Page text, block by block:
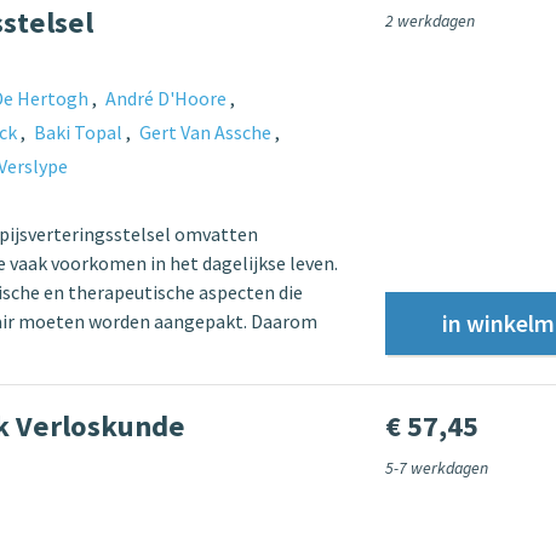
Hertogh
André D'Hoore
Baki Topal
Gert Van Assche
omvatten
voorkomen in het dagelijkse leven.
en therapeutische aspecten die
moeten worden aangepakt. Daarom
2 werkdagen
Verloskunde € 57,45
5-7 werkdagen